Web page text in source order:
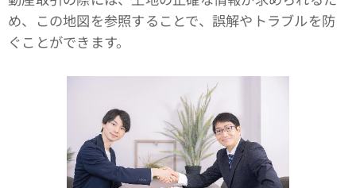
め、この地図を参照することで、誤解やトラブルを防
ぐことができます。